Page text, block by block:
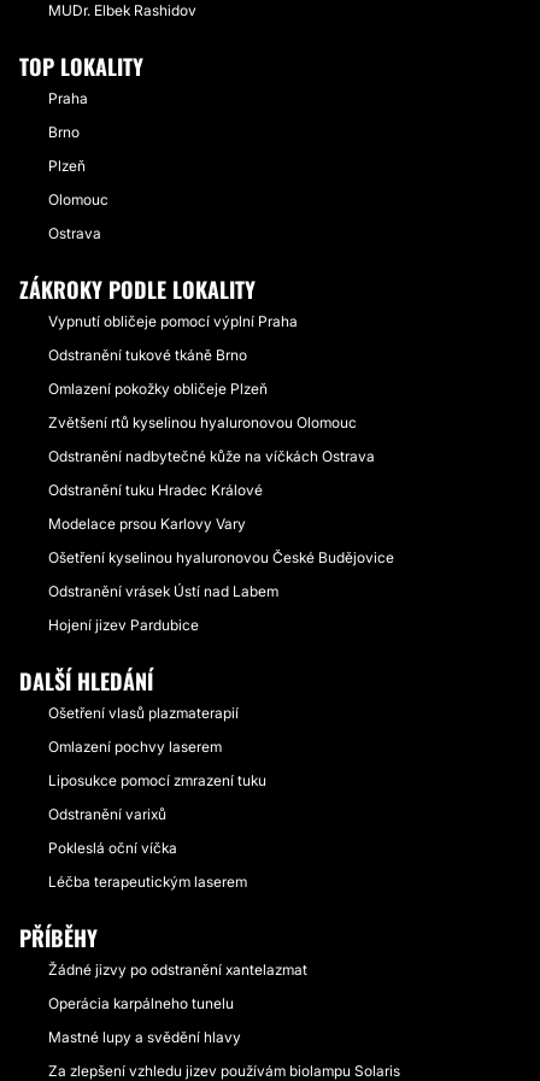
MUDr. Elbek Rashidov
TOP LOKALITY
Praha
Brno
Plzeň
Olomouc
Ostrava
ZÁKROKY PODLE LOKALITY
Vypnutí obličeje pomocí výplní Praha
Odstranění tukové tkáně Brno
Omlazení pokožky obličeje Plzeň
Zvětšení rtů kyselinou hyaluronovou Olomouc
Odstranění nadbytečné kůže na víčkách Ostrava
Odstranění tuku Hradec Králové
Modelace prsou Karlovy Vary
Ošetření kyselinou hyaluronovou České Budějovice
Odstranění vrásek Ústí nad Labem
Hojení jizev Pardubice
DALŠÍ HLEDÁNÍ
Ošetření vlasů plazmaterapií
Omlazení pochvy laserem
Liposukce pomocí zmrazení tuku
Odstranění varixů
Pokleslá oční víčka
Léčba terapeutickým laserem
PŘÍBĚHY
Žádné jizvy po odstranění xantelazmat
Operácia karpálneho tunelu
Mastné lupy a svědění hlavy
Za zlepšení vzhledu jizev používám biolampu Solaris